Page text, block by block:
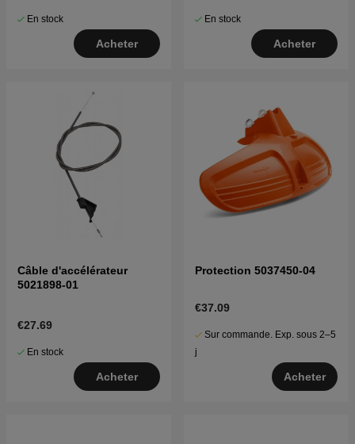
En stock
Acheter
En stock
Acheter
Câble d'accélérateur
5021898-01
€27.69
En stock
Acheter
Protection 5037450-04
€37.09
Sur commande. Exp. sous 2–5
j
Acheter